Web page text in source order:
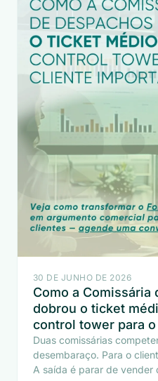
30 DE JUNHO DE 2026
Como a Comissária
dobrou o ticket
control tower para
Duas comissárias
desembaraço. Para o
A saída é parar de vender